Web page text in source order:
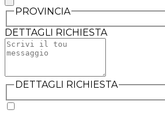
PROVINCIA
DETTAGLI RICHIESTA
DETTAGLI RICHIESTA